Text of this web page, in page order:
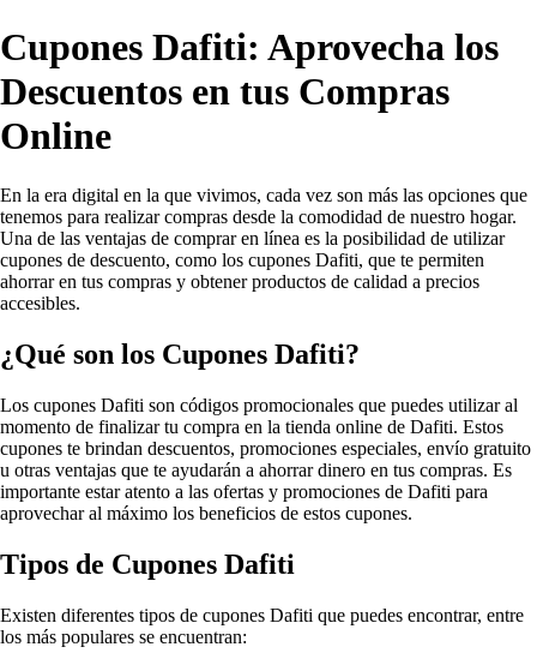
Cupones Dafiti: Aprovecha los
Descuentos en tus Compras
Online
En la era digital en la que vivimos, cada vez son más las opciones que
tenemos para realizar compras desde la comodidad de nuestro hogar.
Una de las ventajas de comprar en línea es la posibilidad de utilizar
cupones de descuento, como los cupones Dafiti, que te permiten
ahorrar en tus compras y obtener productos de calidad a precios
accesibles.
¿Qué son los Cupones Dafiti?
Los cupones Dafiti son códigos promocionales que puedes utilizar al
momento de finalizar tu compra en la tienda online de Dafiti. Estos
cupones te brindan descuentos, promociones especiales, envío gratuito
u otras ventajas que te ayudarán a ahorrar dinero en tus compras. Es
importante estar atento a las ofertas y promociones de Dafiti para
aprovechar al máximo los beneficios de estos cupones.
Tipos de Cupones Dafiti
Existen diferentes tipos de cupones Dafiti que puedes encontrar, entre
los más populares se encuentran: